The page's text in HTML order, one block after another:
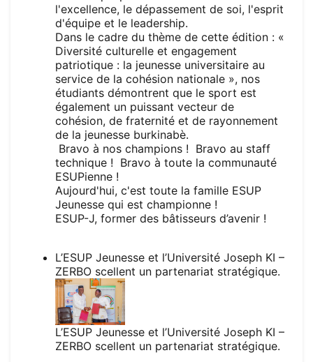
l'excellence, le dépassement de soi, l'esprit
d'équipe et le leadership.
Dans le cadre du thème de cette édition : «
Diversité culturelle et engagement
patriotique : la jeunesse universitaire au
service de la cohésion nationale », nos
étudiants démontrent que le sport est
également un puissant vecteur de
cohésion, de fraternité et de rayonnement
de la jeunesse burkinabè.
Bravo à nos champions ! Bravo au staff
technique ! Bravo à toute la communauté
ESUPienne !
Aujourd'hui, c'est toute la famille ESUP
Jeunesse qui est championne !
ESUP-J, former des bâtisseurs d’avenir !
L’ESUP Jeunesse et l’Université Joseph KI –
ZERBO scellent un partenariat stratégique.
L’ESUP Jeunesse et l’Université Joseph KI –
ZERBO scellent un partenariat stratégique.